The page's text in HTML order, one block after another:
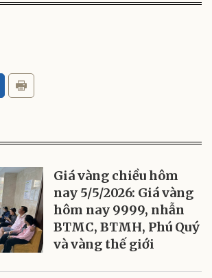
Giá vàng chiều hôm
nay 5/5/2026: Giá vàng
hôm nay 9999, nhẫn
BTMC, BTMH, Phú Quý
và vàng thế giới